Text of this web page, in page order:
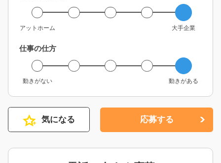
アットホーム 大手企業
仕事の仕方
動きがない 動きがある
気になる 応募する